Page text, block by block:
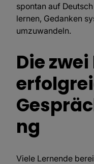
spontan auf
lernen, Gedanken
umzuwandeln.
Die
ng
Viele Lernende